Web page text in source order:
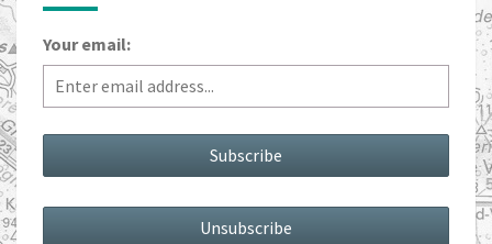
Your email: